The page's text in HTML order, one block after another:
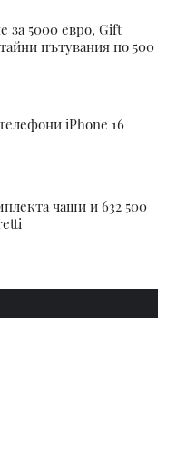
за 5000 евро, Gift
пътувания по 500
iPhone 16
чаши и 632 500